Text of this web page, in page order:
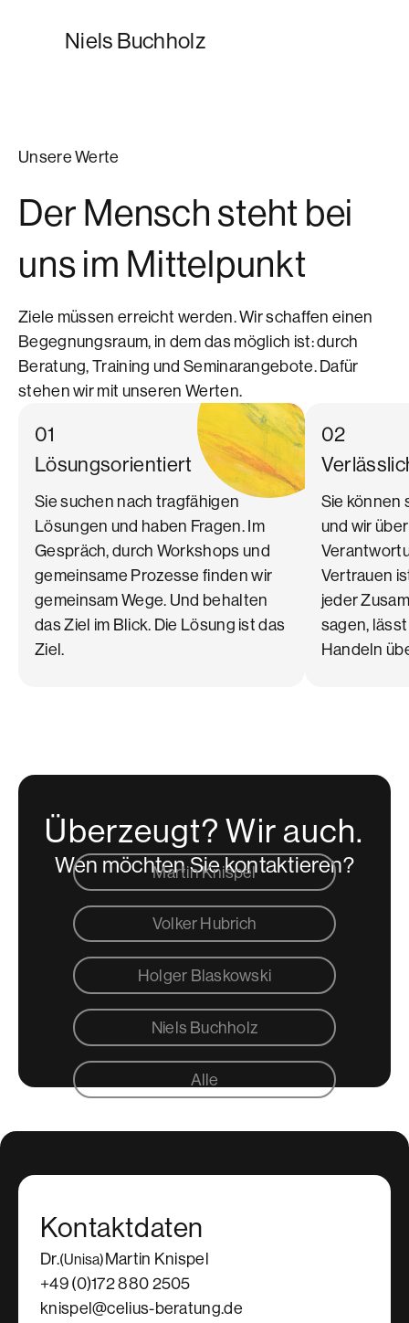
Niels Buchholz
Unsere Werte
Der Mensch steht bei
uns im Mittelpunkt
Ziele müssen erreicht werden. Wir schaffen einen
Begegnungsraum, in dem das möglich ist: durch
Beratung, Training und Seminarangebote. Dafür
stehen wir mit unseren Werten.
01
Lösungsorientiert
Sie suchen nach tragfähigen
Lösungen und haben Fragen. Im
Gespräch, durch Workshops und
gemeinsame Prozesse finden wir
gemeinsam Wege. Und behalten
das Ziel im Blick. Die Lösung ist das
Ziel.
02
Sie können
und wir
Vertrauen
jeder
sagen,
Handeln
Überzeugt? Wir auch.
Wen möchten Sie kontaktieren?
Martin Knispel
Volker Hubrich
Holger Blaskowski
Niels Buchholz
Alle
Kontaktdaten
Dr.(Unisa)Martin Knispel
+49 (0)172 880 2505
knispel@celius-beratung.de